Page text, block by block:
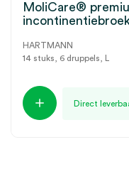
MoliCare®
HARTMANN
14 stuks, 6 druppels, L
Direct